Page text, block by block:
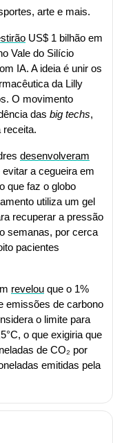
arte e mais.
US$ 1 bilhão em
Vale do Silício
IA. A ideia é unir os
da Lilly
O movimento
das big techs,
receita.
desenvolveram
a cegueira em
que faz o globo
utiliza um gel
recuperar a pressão
semanas, por cerca
pacientes
revelou que o 1%
emissões de carbono
o limite para
o que exigiria que
de CO₂ por
emitidas pela